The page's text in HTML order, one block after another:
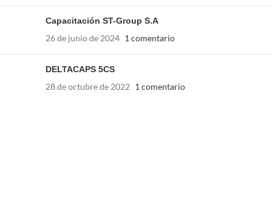
Capacitación ST-Group S.A
26 de junio de 2024 1 comentario
DELTACAPS 5CS
28 de octubre de 2022 1 comentario